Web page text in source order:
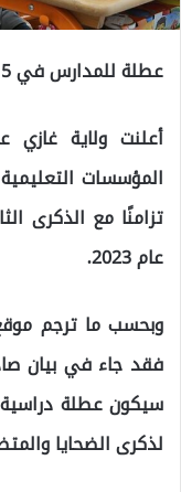
عطلة للمدارس في 5 ولايات تركية غداً 6 فبراير 2025
أعلنت ولاية
تزامنًا مع الذكرى
عام 2023.
وبحسب ما ترجم
سيكون عطلة دراسية
لذكرى الضحايا